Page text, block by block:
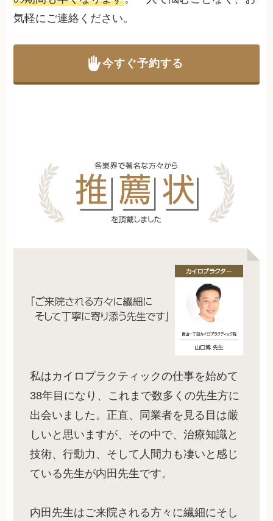
気軽にご連絡ください。
今すぐ予約する
私はカイロプラクティックの仕事を始めて
38年目になり、これまで数多くの先生方に
出会いました。正直、同業者を見る目は厳
しいと思いますが、その中で、治療知識と
技術、行動力、そして人間力も凄いと感じ
ている先生が内田先生です。
内田先生はご来院される方々に繊細にそし